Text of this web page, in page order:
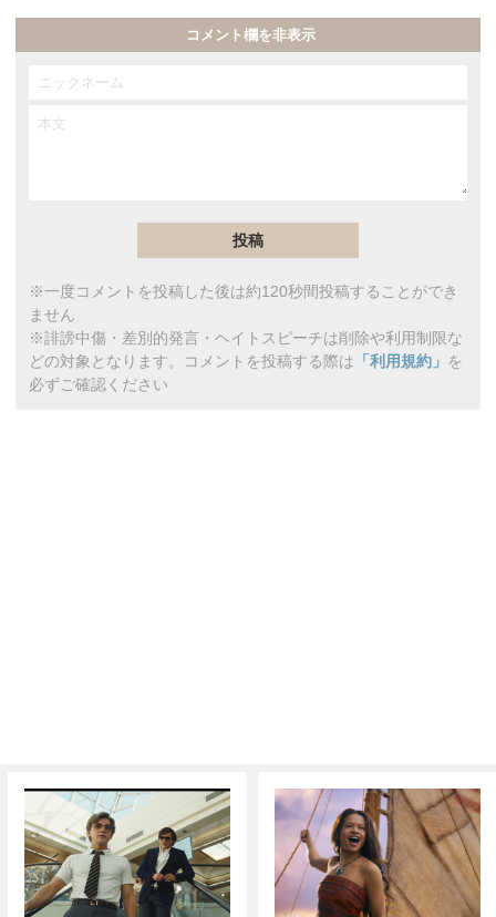
コメント欄を非表示
※一度コメントを投稿した後は約120秒間投稿することができ
ません
※誹謗中傷・差別的発言・ヘイトスピーチは削除や利用制限な
どの対象となります。コメントを投稿する際は 「利用規約」 を
必ずご確認ください